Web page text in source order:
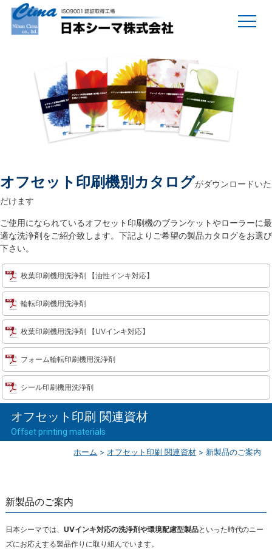
オフセット印刷機別カタログがダウンロードいた
だけます
ご使用になられているオフセット印刷機のブランケットやローラーに最
適な洗浄剤をご紹介致します。下記よりご希望の製品カタログをお選び
下さい。
枚葉印刷機用洗浄剤 【油性インキ対応】
輪転印刷機用洗浄剤
枚葉印刷機用洗浄剤 【UVインキ対応】
フォーム輪転印刷機用洗浄剤
シール印刷機用洗浄剤
オフセット印刷 関連資材
Offset printing materials
新製品のご案内
オフセット印刷 関連資材 >
ホーム >
新製品のご案内
日本シーマでは、 UVインキ対応の洗浄剤や環境配慮型製品といった時代のニー
ズにお応えする製品作りに取り組んでいます。